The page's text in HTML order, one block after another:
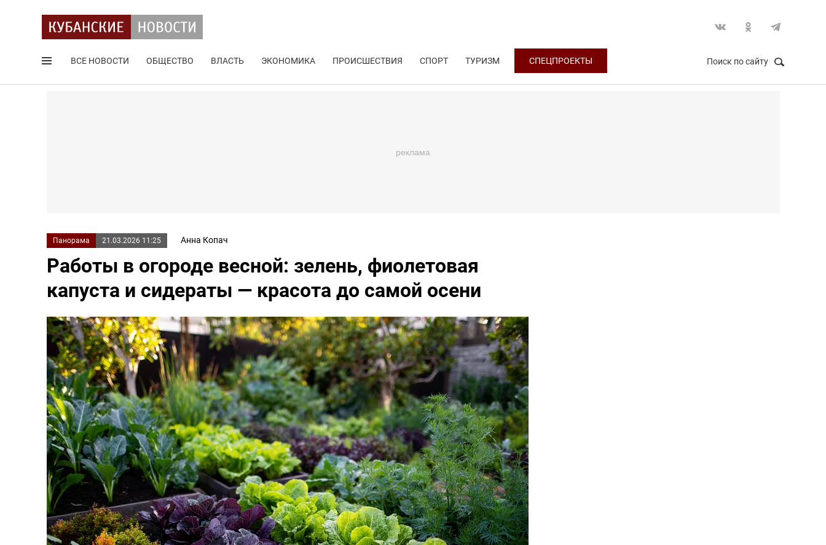
ВСЕ НОВОСТИ ОБЩЕСТВО ВЛАСТЬ ЭКОНОМИКА ПРОИСШЕСТВИЯ СПОРТ ТУРИЗМ СПЕЦПРОЕКТЫ Поиск по сайту
Панорама 21.03.2026 11:25 Анна Копач
Работы в огороде весной: зелень, фиолетовая
капуста и сидераты — красота до самой осени